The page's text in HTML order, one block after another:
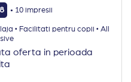
8 · 10 impresii
·Facilitati pentru copii ·All
oferta in perioada